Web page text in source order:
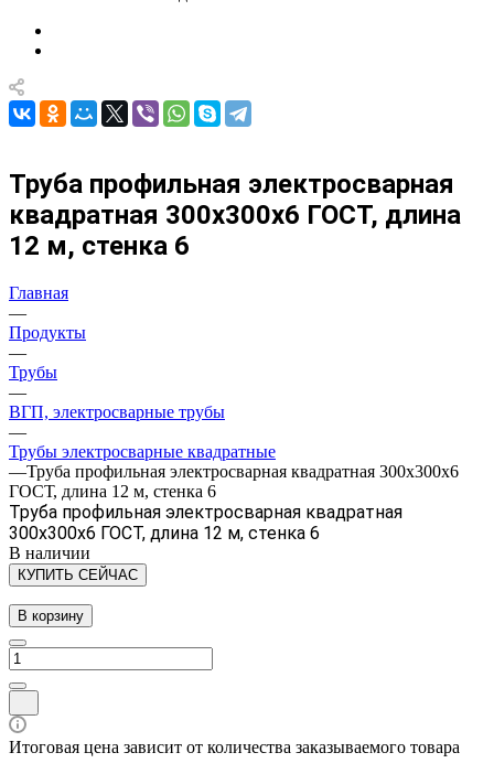
Труба профильная электросварная
квадратная 300х300х6 ГОСТ, длина
12 м, стенка 6
Главная
—
Продукты
—
Трубы
—
ВГП, электросварные трубы
—
Трубы электросварные квадратные
—Труба профильная электросварная квадратная 300х300х6
ГОСТ, длина 12 м, стенка 6
Труба профильная электросварная квадратная
300х300х6 ГОСТ, длина 12 м, стенка 6
В наличии
КУПИТЬ СЕЙЧАС
В корзину
Итоговая цена зависит от количества заказываемого товара